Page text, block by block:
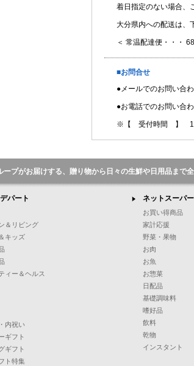
着日指定のない場合、
大分県内への配送は、
＜ 常温配達便・・・
■お問合せ
●メールでのお問い合
●お電話でのお問い合
※【 受付時間 】 10
ープがお届けする、贈り物から日々の生鮮や日用品まで
パート
＆リビング
キッズ
ィー＆ヘルス
内祝い
ギフト
ギフト
ト特集
ネットスーパー
お買い得商品
家計応援
野菜・果物
お肉
お魚
お惣菜
日配品
基礎調味料
嗜好品
飲料
乾物
インスタント